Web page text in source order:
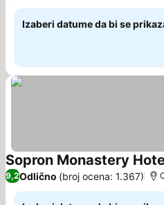
Izaberi datume da bi se
Sopron Monastery
9,2Odlično (broj ocena: 1.367)